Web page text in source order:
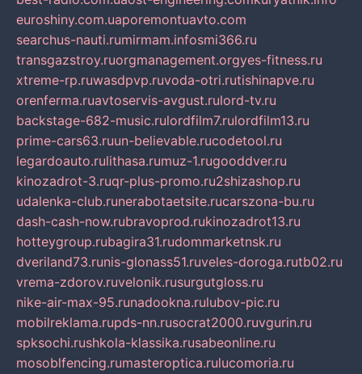
euroshiny.com.uaporemontuavto.com
searchus-nauti.rumirmam.infosmi366.ru
transgazstroy.ruorgmanagement.orgyes-fitness.ru
xtreme-rp.ruwasdpvp.ruvoda-otri.rutishinapve.ru
orenferma.ruavtoservis-avgust.rulord-tv.ru
backstage-682-music.rulordfilm7.rulordfilm13.ru
prime-cars63.ruun-believable.rucodetool.ru
legardoauto.rulithasa.rumuz-1.rugooddver.ru
kinozadrot-3.ruqr-plus-promo.ru2shizashop.ru
udalenka-club.runerabotaetsite.rucarszona-bu.ru
dash-cash-now.rubravoprod.rukinozadrot13.ru
hotteygroup.rubagira31.rudommarketnsk.ru
dveriland73.runis-glonass51.ruveles-doroga.rutb02.ru
vrema-zdorov.ruvelonik.rusurgutgloss.ru
nike-air-max-95.runadookna.rulubov-pic.ru
mobilreklama.rupds-nn.rusocrat2000.ruvgurin.ru
spksochi.rushkola-klassika.rusabeonline.ru
mosoblfencing.rumasteroptica.rulucomoria.ru